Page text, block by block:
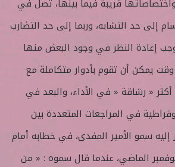
قريبة فيما بينها، تصل في
إلى حد التشابه، وربما إلى حد التضارب
إعادة النظر في وجود البعض منها
يمكن أن تقوم بأدوار متكاملة مع
أكثر « رشاقة « في الأداء، والبعد في
في المراجعات المتعددة بين
إليه سمو الأمير المفدى، في خطابه أمام
الماضي، عندما قال سموه : « من